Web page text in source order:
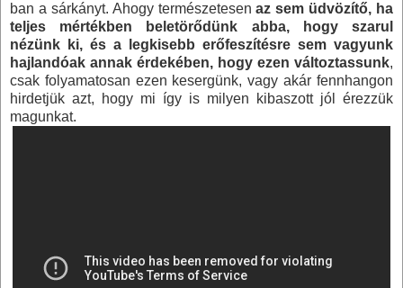
ban a sárkányt. Ahogy természetesenaz sem üdvözítő, ha
teljes mértékben beletörődünk abba, hogy szarul
nézünk ki, és a legkisebb erőfeszítésre sem vagyunk
hajlandóak annak érdekében, hogy ezen változtassunk,
csak folyamatosan ezen kesergünk, vagy akár fennhangon
hirdetjük azt, hogy mi így is milyen kibaszott jól érezzük
magunkat.